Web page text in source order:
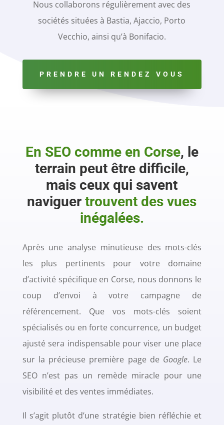
Nous collaborons régulièrement avec des
sociétés situées à Bastia, Ajaccio, Porto
Vecchio, ainsi qu’à Bonifacio.
PRENDRE UN RENDEZ VOUS
En SEO comme en Corse, le
terrain peut être difficile,
mais ceux qui savent
naviguertrouvent des vues
inégalées.
Après une analyse minutieuse des mots-clés
les plus pertinents pour votre domaine
d’activité spécifique en Corse, nous donnons le
coup d’envoi à votre campagne de
référencement. Que vos mots-clés soient
spécialisés ou en forte concurrence, un budget
ajusté sera indispensable pour viser une place
sur la précieuse première page de Google. Le
SEO n’est pas un remède miracle pour une
visibilité et des ventes immédiates.
Il s’agit plutôt d’une stratégie bien réfléchie et